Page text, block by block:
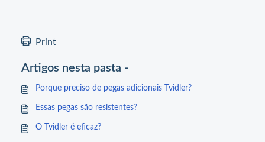
Print
Artigos nesta pasta -
Porque preciso de pegas adicionais Tvidler?
Essas pegas são resistentes?
O Tvidler é eficaz?